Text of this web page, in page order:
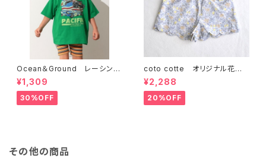
Ocean＆Ground レーシング
プリントTシャツ 4616116
¥1,309
30%OFF
coto cotte オリジナル花柄
スカラップ パンツ 722-5640
02
¥2,288
20%OFF
その他の商品